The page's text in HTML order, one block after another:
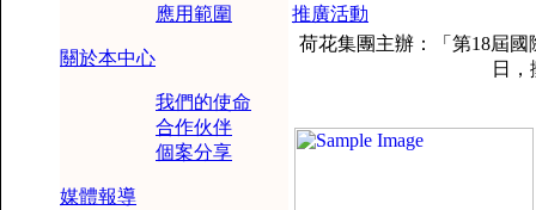
應用範圍
關於本中心
我們的使命
合作伙伴
個案分享
媒體報導
推廣活動
荷花集團主辦：「第18屆國
日，